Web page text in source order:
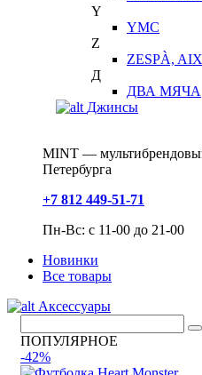
Y
YMC
Z
ZESPÀ,
Д
ДВА МЯЧА
Джинсы
MINT —
Петербурга
+7 812 449-51-71
Пн-Вс: с 11-00 до 21-00
Новинки
Все товары
Аксессуары
ПОПУЛЯРНОЕ
-42%